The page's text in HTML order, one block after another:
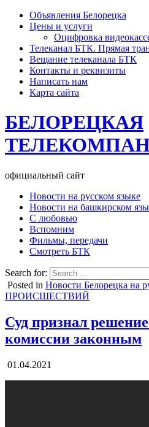
Объявления Белорецка
Цены и услуги
Оцифровка
Телеканал БТК. Прямая
Вещание телеканала БТК
Контакты и реквизиты
Написать нам
Карта сайта
БЕЛОРЕЦКАЯ
официальный сайт
Новости на русском языке
Новости на башкирском
С любовью
Вспомним
Фильмы, передачи
Смотреть БТК
Search for:
Posted in Новости Белорецка на
ПРОИСШЕСТВИЙ
Суд признал
комиссии законным
01.04.2021